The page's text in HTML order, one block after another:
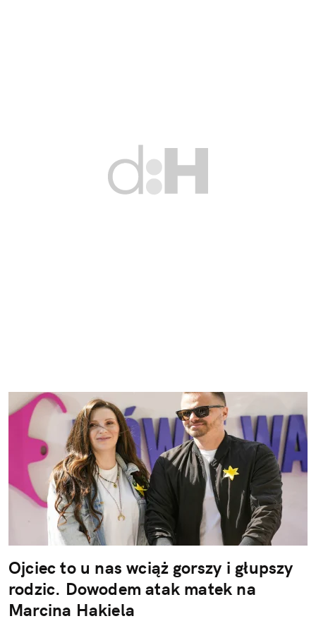
Ojciec to u nas wciąż gorszy i głupszy
rodzic. Dowodem atak matek na
Marcina Hakiela